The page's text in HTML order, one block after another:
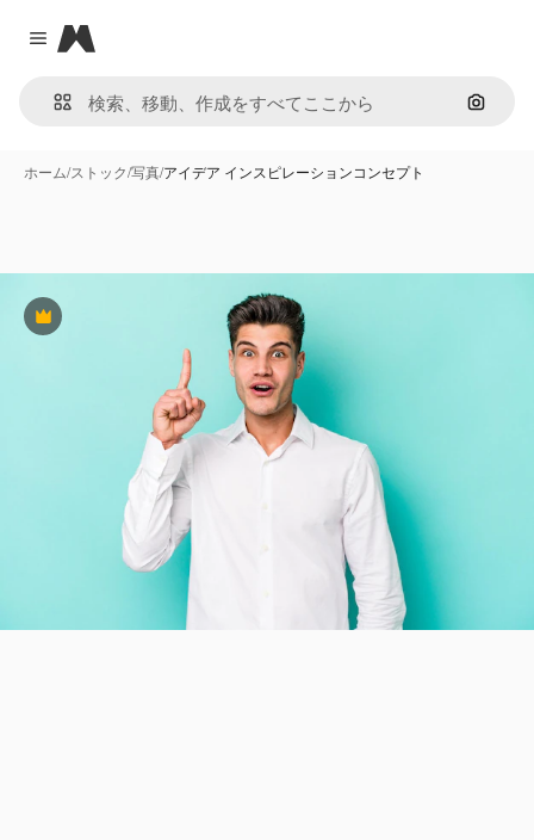
Close menu
Magnific
画像で
ホーム/ストック/写真/アイデア インスピレーションコンセプト
Premium